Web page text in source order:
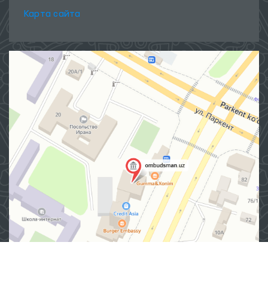
Карта сайта